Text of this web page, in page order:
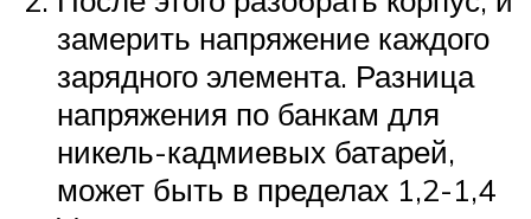
замерить напряжение каждого
зарядного элемента. Разница
напряжения по банкам для
никель-кадмиевых батарей,
может быть в пределах 1,2-1,4